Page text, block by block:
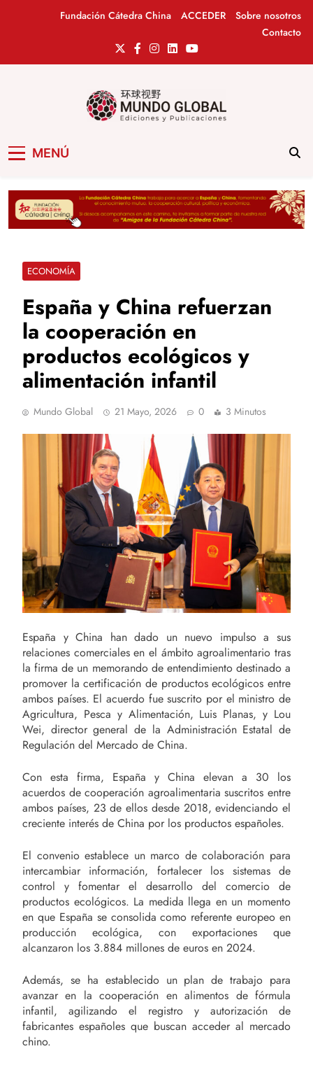
Fundación Cátedra China ACCEDER
Sobre nosotros
Contacto
MENÚ
ECONOMÍA
España y China refuerzan
la cooperación en
productos ecológicos y
alimentación infantil
Mundo Global 21 Mayo, 2026 0 3 Minutos
España y China han dado un nuevo impulso a sus
relaciones comerciales en el ámbito agroalimentario tras
la firma de un memorando de entendimiento destinado a
promover la certificación de productos ecológicos entre
ambos países. El acuerdo fue suscrito por el ministro de
Agricultura, Pesca y Alimentación, Luis Planas, y Lou
Wei, director general de la Administración Estatal de
Regulación del Mercado de China.
Con esta firma, España y China elevan a 30 los
acuerdos de cooperación agroalimentaria suscritos entre
ambos países, 23 de ellos desde 2018, evidenciando el
creciente interés de China por los productos españoles.
El convenio establece un marco de colaboración para
intercambiar información, fortalecer los sistemas de
control y fomentar el desarrollo del comercio de
productos ecológicos. La medida llega en un momento
en que España se consolida como referente europeo en
producción ecológica, con exportaciones que
alcanzaron los 3.884 millones de euros en 2024.
Además, se ha establecido un plan de trabajo para
avanzar en la cooperación en alimentos de fórmula
infantil, agilizando el registro y autorización de
fabricantes españoles que buscan acceder al mercado
chino.